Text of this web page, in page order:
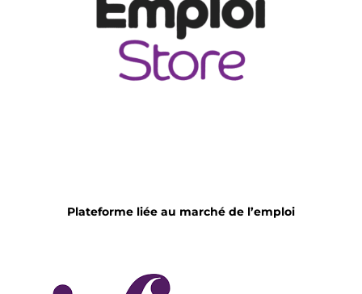
Plateforme liée au marché de l’emploi